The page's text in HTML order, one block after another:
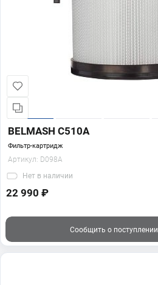
BELMASH C510A
Фильтр-картридж
Артикул: D098A
Нет в наличии
22 990 ₽
Сообщить о поступлении